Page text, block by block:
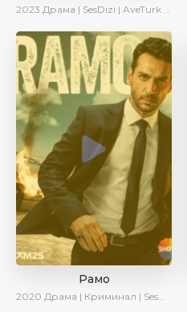
2023 Драма | SesDizi | AveTurk | AlisaDirilis | Сериалы 2023
Рамо
2020 Драма | Криминал | SesDizi | Ирина Котова